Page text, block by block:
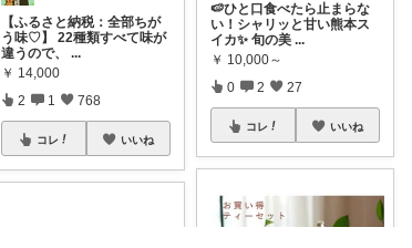
【ふるさと納税：全部ちが
う味♡】 22種類すべて味が
違うので、
...
￥ 14,000
2 1 768
コレ いいね
🍉ひと口食べたら止まらな
い！シャリッと甘い熊本ス
イカ✨ 旬の美 ...
￥ 10,000～
0 2 27
コレ いいね